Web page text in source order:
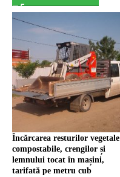
Încărcarea resturilor vegetale
compostabile, crengilor și
lemnului tocat în mașini,
tarifată pe metru cub